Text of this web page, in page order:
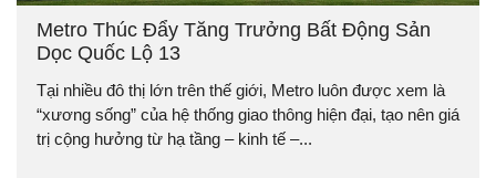
Metro Thúc Đẩy Tăng Trưởng Bất Động Sản
Dọc Quốc Lộ 13
Tại nhiều đô thị lớn trên thế giới, Metro luôn được xem là
“xương sống” của hệ thống giao thông hiện đại, tạo nên giá
trị cộng hưởng từ hạ tầng – kinh tế –...